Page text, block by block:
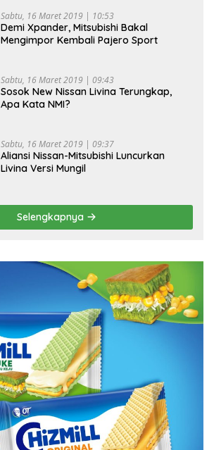
Sabtu, 16 Maret 2019 | 10:53
Demi Xpander, Mitsubishi Bakal
Mengimpor Kembali Pajero Sport
Sabtu, 16 Maret 2019 | 09:43
Sosok New Nissan Livina Terungkap,
Apa Kata NMI?
Sabtu, 16 Maret 2019 | 09:37
Aliansi Nissan-Mitsubishi Luncurkan
Livina Versi Mungil
Selengkapnya